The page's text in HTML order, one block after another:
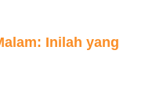
Inilah yang